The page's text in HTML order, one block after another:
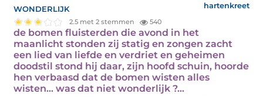
wonderlijk hartenkreet
2.5 met 2 stemmen 540
de bomen fluisterden die avond in het
maanlicht stonden zij statig en zongen zacht
een lied van liefde en verdriet en geheimen
doodstil stond hij daar, zijn hoofd schuin, hoorde
hen verbaasd dat de bomen wisten alles
wisten… was dat niet wonderlijk ?…